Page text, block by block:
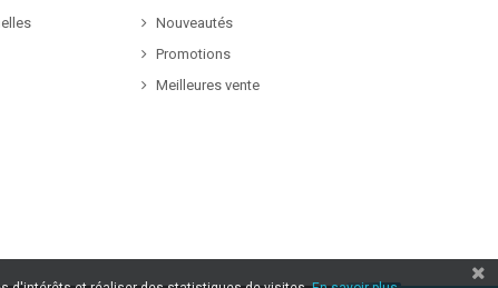
Nouveautés
Promotions
Meilleures vente